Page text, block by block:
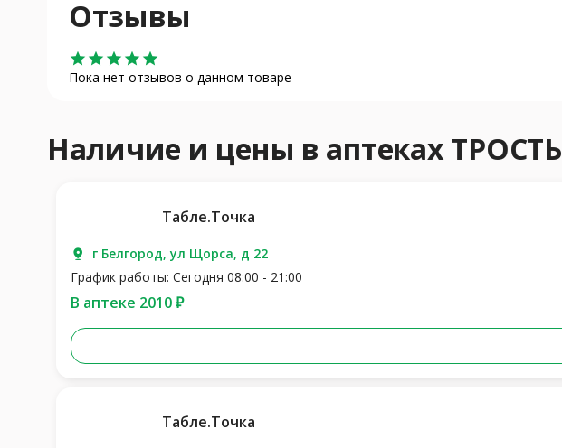
Отзывы
star star star star star
Пока нет отзывов о данном товаре
Наличие и цены в аптеках ТРОСТЬ
Табле.Точка
г Белгород, ул Щорса, д 22
График работы: Сегодня 08:00 - 21:00
В аптеке 2010 ₽
Табле.Точка